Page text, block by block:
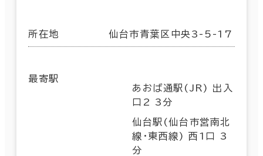
所在地 仙台市青葉区中央3-5-17
最寄駅
あおば通駅(JR) 出入
口2 3分
仙台駅(仙台市営南北
線･東西線) 西1口 3
分